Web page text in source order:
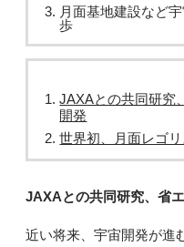
月面基地建設など
歩
JAXAとの共同研究
開発
世界初、月面レゴ
JAXAとの共同研究、省
近い将来、宇宙開発が進